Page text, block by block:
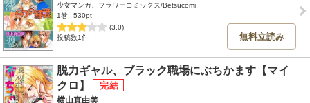
少女マンガ、フラワーコミックス/Betsucomi
1巻
530pt
(3.0)
投稿数1件
無料立読み
脱力ギャル、ブラック職場にぶちかます【マイ
クロ】
横山真由美